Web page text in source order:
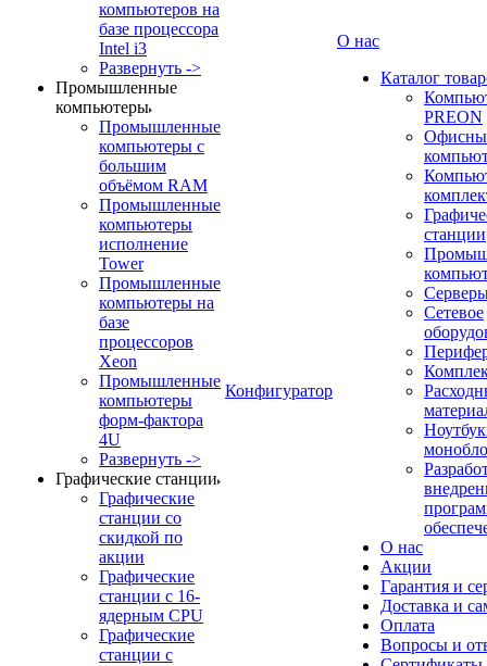
компьютеров на
базе процессора
Intel i3
Развернуть ->
Промышленные
компьютеры
Промышленные
компьютеры с
большим
объёмом RAM
Промышленные
компьютеры
исполнение
Tower
Промышленные
компьютеры на
базе
процессоров
Xeon
Промышленные
компьютеры
форм-фактора
4U
Развернуть ->
Графические станции
Графические
станции со
скидкой по
акции
Графические
станции с 16-
ядерным CPU
Графические
станции с
Конфигуратор
О нас
Каталог
PREON
станции
Сетевое
О нас
Акции
Гарантия и
Доставка и
Оплата
Вопросы и